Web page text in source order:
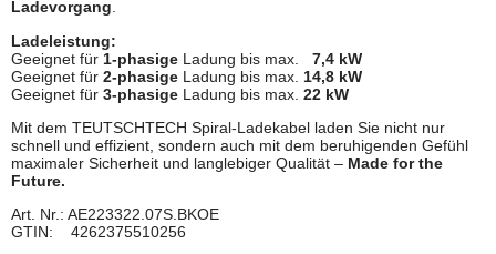
Ladevorgang
Ladeleistung:
Geeignet für 1-phasige Ladung bis max. 7,4 kW
Geeignet für 2-phasige Ladung bis max. 14,8 kW
Geeignet für 3-phasige Ladung bis max. 22 kW
Mit dem TEUTSCHTECH Spiral-Ladekabel laden Sie nicht nur
schnell und effizient, sondern auch mit dem beruhigenden Gefühl
maximaler Sicherheit und langlebiger Qualität – Made for the
Future.
Art. Nr.: AE223322.07S.BKOE
GTIN: 4262375510256